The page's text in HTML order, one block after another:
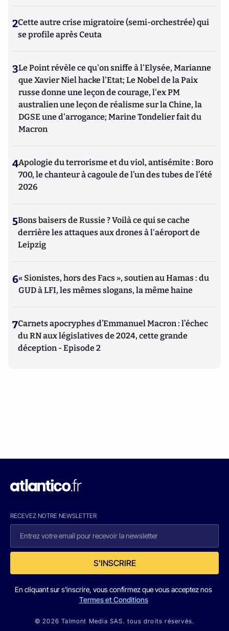
Buctu), qui regroupe 162 définitions mafieuses, de A comme
"Accumulation du capital" à Z comme "Zoomafia". Il est
également co-fondateur du Salon "
2Cette autre crise migratoire (semi-orchestrée) qui
se profile après Ceuta
3Le Point révèle ce qu'on sniffe à l'Elysée, Marianne
que Xavier Niel hacke l'Etat; Le Nobel de la Paix
russe donne une leçon de courage, l'ex PM
australien une leçon de réalisme sur la Chine, la
DGSE une d'arrogance; Marine Tondelier fait du
Macron
4Apologie du terrorisme et du viol, antisémite : Boro
700, le chanteur à cagoule de l’un des tubes de l’été
2026
5Bons baisers de Russie ? Voilà ce qui se cache
derrière les attaques aux drones à l'aéroport de
Leipzig
6« Sionistes, hors des Facs », soutien au Hamas : du
GUD à LFI, les mêmes slogans, la même haine
7Carnets apocryphes d’Emmanuel Macron : l’échec
du RN aux législatives de 2024, cette grande
déception - Episode 2
RECEVEZ NOTRE NEWSLETTER
S'INSCRIRE
En cliquant sur s'inscrire, vous confirmez que vous acceptez nos
Termes et Conditions
© 2026 Talmont Media SAS. tous droits réservés.